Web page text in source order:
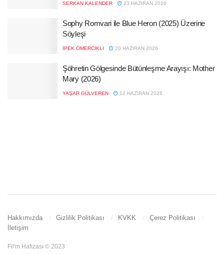
SERKAN KALENDER 23 HAZIRAN 2026
Sophy Romvari ile Blue Heron (2025) Üzerine
Söyleşi
İPEK ÖMERCIKLI 20 HAZIRAN 2026
Şöhretin Gölgesinde Bütünleşme Arayışı: Mother
Mary (2026)
YAŞAR GÜLVEREN 12 HAZIRAN 2026
Hakkımızda Gizlilik Politikası KVKK
Çerez Politikası
İletişim
Fil'm Hafızası © 2023